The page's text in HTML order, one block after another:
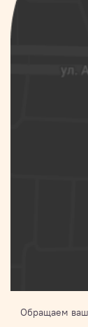
Обращаем